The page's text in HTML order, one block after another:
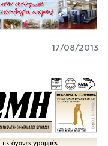
17/08/2013